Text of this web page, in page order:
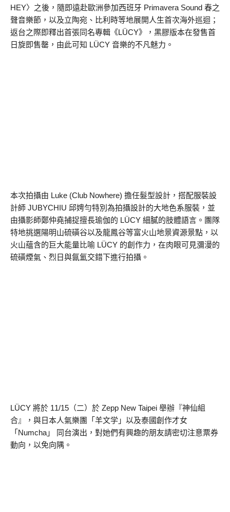
HEY〉之後，隨即遠赴歐洲參加西班牙 Primavera Sound 春之
聲音樂節，以及立陶宛、比利時等地展開人生首次海外巡迴；
返台之際即釋出首張同名專輯《LÜCY》，黑膠版本在發售首
日旋即售罄，由此可知 LÜCY 音樂的不凡魅力。
本次拍攝由 Luke (Club Nowhere) 擔任髮型設計，搭配服裝設
計師 JUBYCHIU 邱娉勻特別為拍攝設計的大地色系服裝，並
由攝影師鄭仲堯捕捉擅長瑜伽的 LÜCY 細膩的肢體語言。團隊
特地挑選陽明山硫磺谷以及龍鳳谷等富火山地景資源景點，以
火山蘊含的巨大能量比喻 LÜCY 的創作力，在肉眼可見瀰漫的
硫磺煙氣、烈日與氤氳交錯下進行拍攝。
LÜCY 將於 11/15（二）於 Zepp New Taipei 舉辦『神仙組
合』，與日本人氣樂團「羊文学」以及泰國創作才女
「Numcha」 同台演出，對她們有興趣的朋友請密切注意票券
動向，以免向隅。